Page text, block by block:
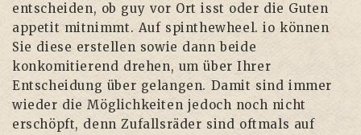
entscheiden, ob guy vor Ort isst oder die Guten
appetit mitnimmt. Auf spinthewheel. io können
Sie diese erstellen sowie dann beide
konkomitierend drehen, um über Ihrer
Entscheidung über gelangen. Damit sind immer
wieder die Möglichkeiten jedoch noch nicht
erschöpft, denn Zufallsräder sind oftmals auf